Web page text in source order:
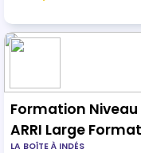
Formation Niveau
ARRI Large
LA BOÎTE À INDÉS